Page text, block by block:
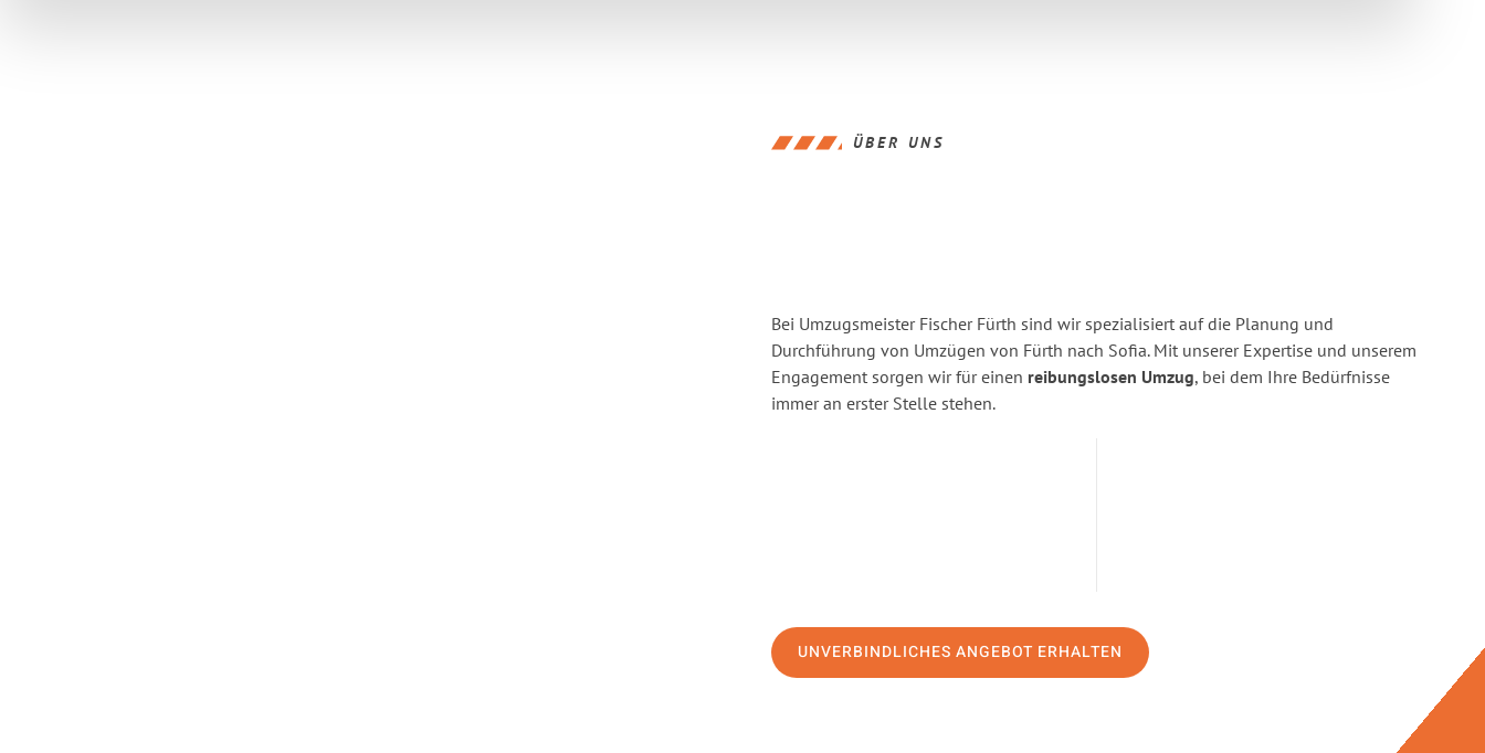
ÜBER UNS
Bei Umzugsmeister Fischer Fürth sind wir spezialisiert auf die Planung und
Durchführung von Umzügen von Fürth nach Sofia. Mit unserer Expertise und unserem
Engagement sorgen wir für einen reibungslosen Umzug, bei dem Ihre Bedürfnisse
immer an erster Stelle stehen.
UNVERBINDLICHES ANGEBOT ERHALTEN